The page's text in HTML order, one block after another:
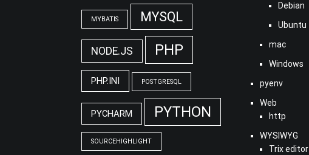
MYBATIS MYSQL
NODE.JS PHP
PHP.INI POSTGRESQL
PYCHARM PYTHON
SOURCEHIGHLIGHT
Debian
Ubuntu
mac
Windows
pyenv
Web
http
WYSIWYG
Trix editor